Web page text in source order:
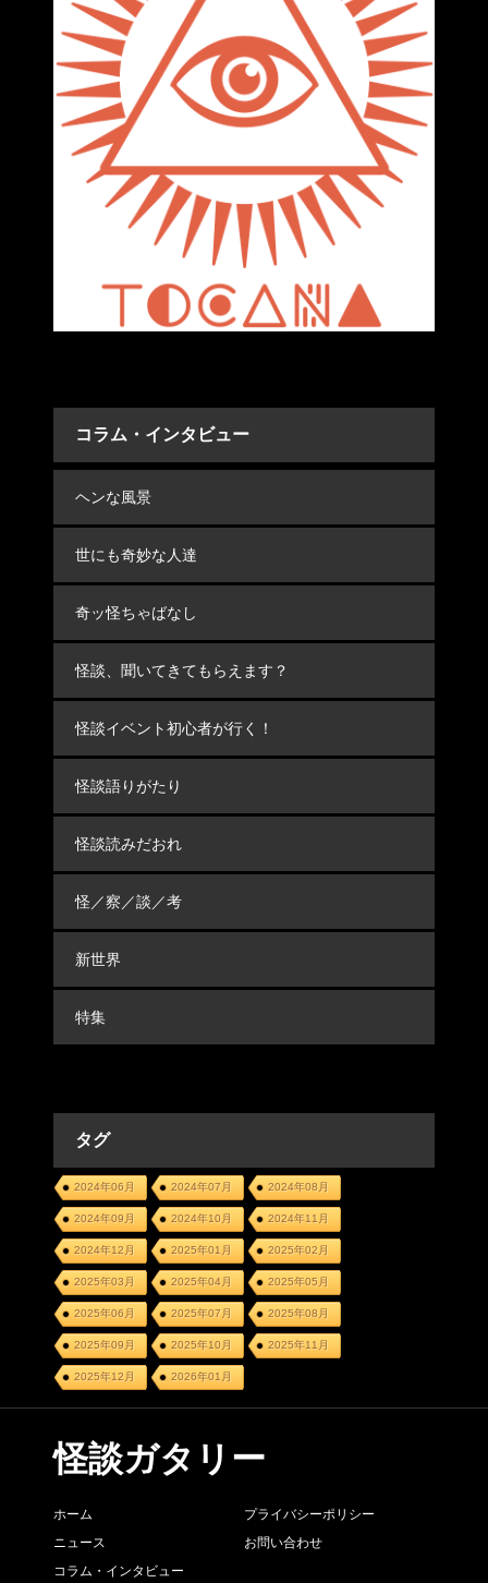
コラム・インタビュー
ヘンな風景
世にも奇妙な人達
奇ッ怪ちゃばなし
怪談、聞いてきてもらえます？
怪談イベント初心者が行く！
怪談語りがたり
怪談読みだおれ
怪／察／談／考
新世界
特集
タグ
2024年06月 2024年07月 2024年08月
2024年09月 2024年10月 2024年11月
2024年12月 2025年01月 2025年02月
2025年03月 2025年04月 2025年05月
2025年06月 2025年07月 2025年08月
2025年09月 2025年10月 2025年11月
2025年12月 2026年01月
怪談ガタリー
ホーム
ニュース
コラム・インタビュー
プライバシーポリシー
お問い合わせ